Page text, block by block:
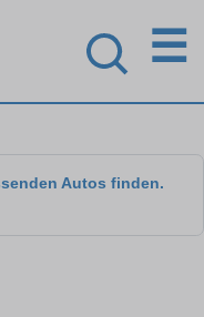
☰
Autos finden.